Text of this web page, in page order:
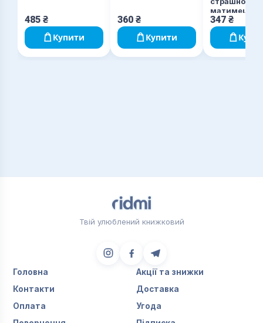
485 ₴
Купити
360 ₴
Купити
матимеш те,
що мрієш
347 ₴
Твій улюблений книжковий
Головна
Акції та знижки
Контакти
Доставка
Оплата
Угода